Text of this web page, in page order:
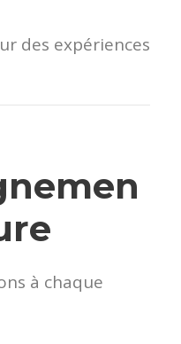
des expériences
à chaque